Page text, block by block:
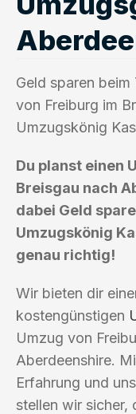
Geld sparen
von Freiburg im
Umzugskönig
Du planst einen
Breisgau nach
dabei Geld
Umzugskönig
genau richtig!
Wir bieten dir
kostengünstigen
Umzug von
Aberdeenshire.
Erfahrung und
stellen wir sicher,